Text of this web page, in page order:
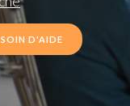
D'AIDE